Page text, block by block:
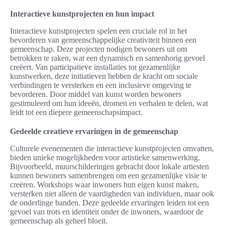
Interactieve kunstprojecten en hun impact
Interactieve kunstprojecten spelen een cruciale rol in het
bevorderen van gemeenschappelijke creativiteit binnen een
gemeenschap. Deze projecten nodigen bewoners uit om
betrokken te raken, wat een dynamisch en samenhorig gevoel
creëert. Van participatieve installaties tot gezamenlijke
kunstwerken, deze initiatieven hebben de kracht om sociale
verbindingen te versterken en een inclusieve omgeving te
bevorderen. Door middel van kunst worden bewoners
gestimuleerd om hun ideeën, dromen en verhalen te delen, wat
leidt tot een diepere gemeenschapsimpact.
Gedeelde creatieve ervaringen in de gemeenschap
Culturele evenementen die interactieve kunstprojecten omvatten,
bieden unieke mogelijkheden voor artistieke samenwerking.
Bijvoorbeeld, muurschilderingen gebracht door lokale artiesten
kunnen bewoners samenbrengen om een gezamenlijke visie te
creëren. Workshops waar inwoners hun eigen kunst maken,
versterken niet alleen de vaardigheden van individuen, maar ook
de onderlinge banden. Deze gedeelde ervaringen leiden tot een
gevoel van trots en identiteit onder de inwoners, waardoor de
gemeenschap als geheel bloeit.